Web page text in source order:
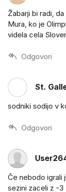
Žabarji bi radi,
Mura, ko je
videla cela
Odgovori
St.
sodniki sodijo v
Odgovori
Če nebodo igrali
sezini zaceli z -3